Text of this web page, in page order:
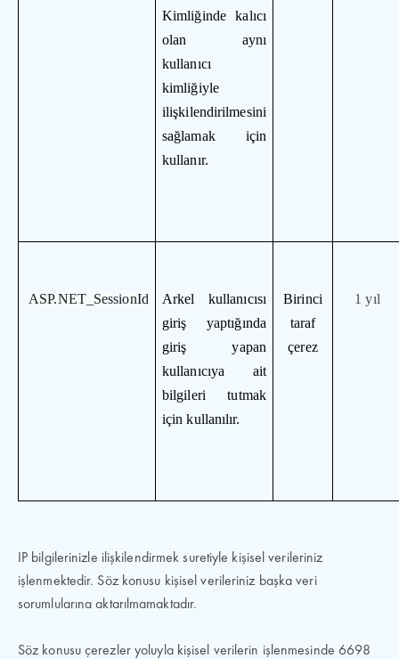
Kimliğinde kalıcı
olan aynı
kullanıcı
kimliğiyle
ilişkilendirilmesini
sağlamak için
kullanır.
ASP.NET_SessionId
Arkel kullanıcısı
giriş yaptığında
giriş yapan
kullanıcıya ait
bilgileri tutmak
için kullanılır.
Birinci
taraf
çerez
1 yıl
IP bilgilerinizle ilişkilendirmek suretiyle kişisel verileriniz
işlenmektedir. Söz konusu kişisel verileriniz başka veri
sorumlularına aktarılmamaktadır.
Söz konusu çerezler yoluyla kişisel verilerin işlenmesinde 6698